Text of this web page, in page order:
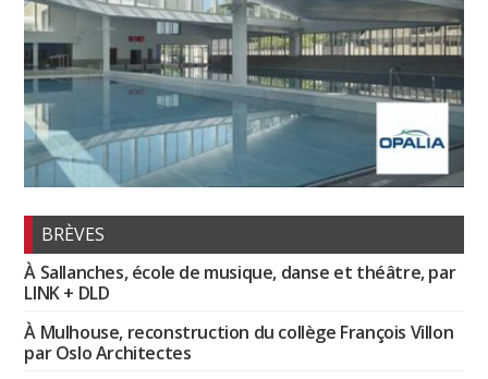
BRÈVES
À Sallanches, école de musique, danse et théâtre, par
LINK + DLD
À Mulhouse, reconstruction du collège François Villon
par Oslo Architectes